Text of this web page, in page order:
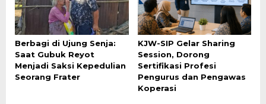
Berbagi di Ujung Senja:
Saat Gubuk Reyot
Menjadi Saksi Kepedulian
Seorang Frater
KJW-SIP Gelar Sharing
Session, Dorong
Sertifikasi Profesi
Pengurus dan Pengawas
Koperasi